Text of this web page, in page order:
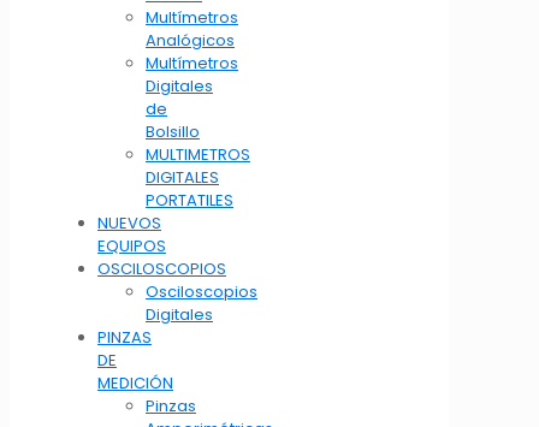
Multímetros
Analógicos
Multímetros
Digitales
de
Bolsillo
MULTIMETROS
DIGITALES
PORTATILES
NUEVOS
EQUIPOS
OSCILOSCOPIOS
Osciloscopios
Digitales
PINZAS
DE
MEDICIÓN
Pinzas